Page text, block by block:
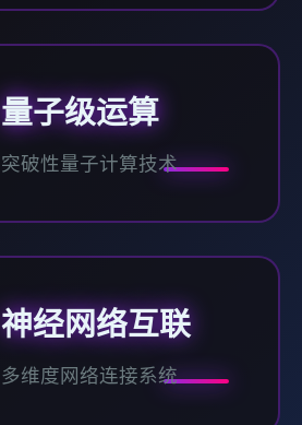
量子级运算
突破性量子计算技术
神经网络互联
多维度网络连接系统